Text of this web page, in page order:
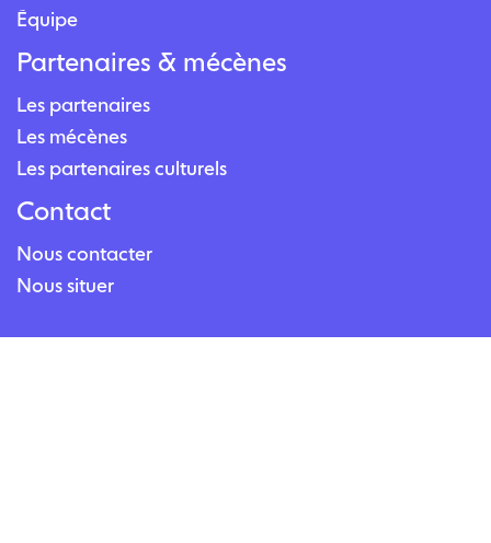
Équipe
Partenaires & mécènes
Les partenaires
Les mécènes
Les partenaires culturels
Contact
Nous contacter
Nous situer